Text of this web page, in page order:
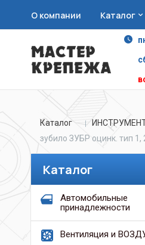
О компании Каталог
Каталог
зубило ЗУБР оцинк. тип 1,
Каталог
Автомобильные
принадлежности
Вентиляция и